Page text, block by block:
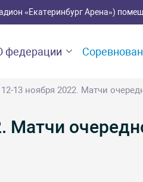
«Екатеринбург Арена»)
федерации
12-13 ноября 2022. Матчи
Матчи